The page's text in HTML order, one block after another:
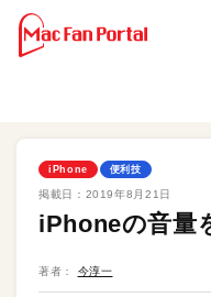
iPhone 便利技
掲載日： 2019年8月21日
iPhoneの音量
著者： 今淳一